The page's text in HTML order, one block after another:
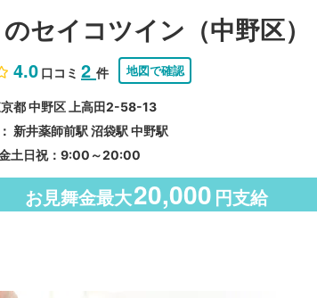
セイコツイン（中野区）
4.0 口コミ 2 件 地図で確認
都中野区
上高田2-58-13
新井薬師前駅 沼袋駅 中野駅
土日祝：9:00～20:00
お見舞金最大20,000 円支給